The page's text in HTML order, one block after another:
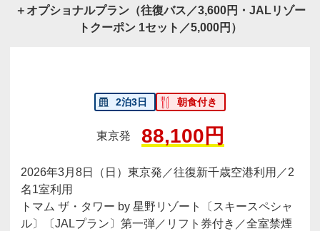
＋オプショナルプラン（往復バス／3,600円・JALリゾー
トクーポン 1セット／5,000円）
2泊3日 朝食付き
東京発 88,100円
2026年3月8日（日）東京発／往復新千歳空港利用／2
名1室利用
トマム ザ・タワー by 星野リゾート〔スキースペシャ
ル〕〔JALプラン〕第一弾／リフト券付き／全室禁煙